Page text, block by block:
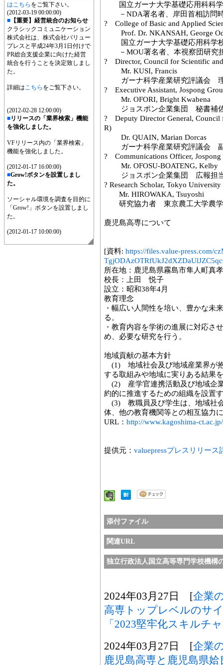
はこちら をご覧下さい。
(2012-03-19 00:00:00)
■ 【重要】経営統合のお知らせ
クラシックコミュニケーション
株式会社は、株式会社バリュー
プレスと平成24年3月1日付けで
PR総合支援企業に向けた経営
統合を行うことを決定致しまし
た。
詳細はこちら をご覧下さい。
(2012-02-28 12:00:00)
■リリースの「業界検索」機能
を強化しました。
VFリリース内の「業界検索」
機能を強化しました。
(2012-01-17 16:00:00)
■Grow!ボタンを設置しまし
た。
ソーシャル環境を調査を目的に
「Grow!」ボタンを設置しまし
た。
(2012-01-17 10:00:00)
国立ガーナ大学基礎応用科科
－NDA署名者、岸田首相訪問
? College of Basic and Applied
Prof. Dr. NKANSAH, George
国立ガーナ大学基礎応用科学
－MOU署名者、本視察団研究
? Director, Council for Scientific and
Mr. KUSI, Francis
ガーナ科学産業研究評議会
? Executive Assistant, Jospong
Mr. OFORI, Bright Kwabena
ジョスポン企業集団 秘書補
? Deputy Director General, Council
R)
Dr. QUAIN, Marian Dorcas
ガーナ科学産業研究評議会
? Communications Officer, Jospong
Mr. OFOSU-BOATENG, Kelby
ジョスポン企業集団 広報担
? Research Scholar, Tokyo
Mr. HIROWAKA, Tsuyoshi
研究協力者 東京農工大学農学
鹿児島高専について
[資料: https://files.value-press.com/
所在地：鹿児島県霧
校長：上田 悦子
設立：昭和38年4月
教育理念
・幅広い人間性を培い、豊かな未
る。
・教育内容を学術の進展に対応さ
め、必要な研究を行う。
地域貢献の基本方針
(1) 地域社会及び地域産業界が
する取組みや地域に実りある結果
(2) 産学官連携活動及び地域企
約的に推進するための組織を設置
(3) 教職員及び学生は、地域社
体、他の教育機関等との相互協力
URL： http://www.kagoshima-ct.ac.jp/
提供元： valuepressプレスリリース
添付ファイル
関連URL
独立行政法人国立高等専門学校機構
2024年03月27日 [企業
高専トップレベルのサ
「2023堅牢化スキルチ
2024年03月27日 [企業
鹿児島高専と鹿児島県